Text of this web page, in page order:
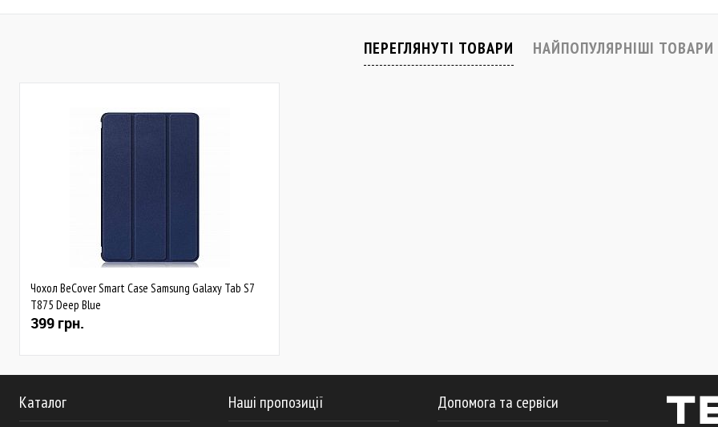
ПЕРЕГЛЯНУТІ ТОВАРИ НАЙПОПУЛЯРНІШІ ТОВАРИ
Чохол BeCover Smart Case Samsung Galaxy Tab S7
T875 Deep Blue
399 грн.
Каталог Наші пропозиції Допомога та сервіси